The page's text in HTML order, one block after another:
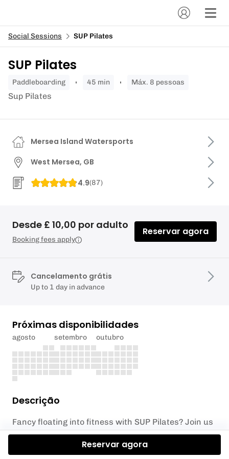
Social Sessions SUP Pilates
SUP Pilates
paddleboarding 45 min Máx. 8 pessoas
Sup Pilates
Descrição
Fancy floating into fitness with SUP Pilates? Join us
for some rejuvenating sessions hosted by Rebecca
from @posturepilates Dates are set (weather
Mersea Island Watersports
West Mersea, GB
4.9(87)
Desde £ 10,00 por adulto
Booking fees apply
Reservar agora
Cancelamento grátis
Up to 1 day in advance
Próximas disponibilidades
agosto setembro outubro
Reservar agora